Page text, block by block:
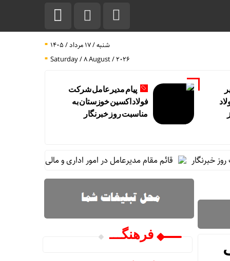
شنبه / ۱۷ مرداد / ۱۴۰۵
Saturday / 8 August / 2026
پیام مدیرعامل شرکت
فولاد اکسین خوزستان به
مناسبت روز خبرنگار
قائم مقام مدیرعامل در امور اداری و مالی فولاد
فرهنگـــ